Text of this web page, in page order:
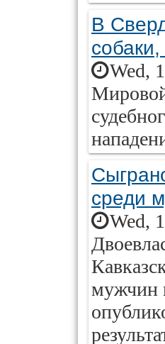
В
Wed,
среди
Wed,
мужчин